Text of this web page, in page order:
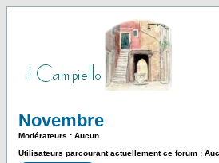
Novembre
Modérateurs : Aucun
Utilisateurs parcourant actuellement ce forum :